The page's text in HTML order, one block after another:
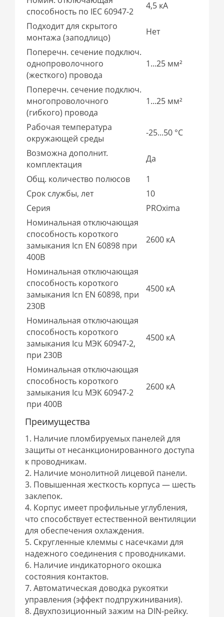
способность по IEC 60947-2
4,5 кА
Подходит для скрытого
монтажа (заподлицо)
Нет
Поперечн. сечение подключ.
однопроволочного
(жесткого) провода
1...25 мм²
Поперечн. сечение подключ.
многопроволочного
(гибкого) провода
1...25 мм²
Рабочая температура
окружающей среды
-25...50 °C
Возможна дополнит.
комплектация
Да
Общ. количество полюсов
1
Срок службы, лет
10
Серия
PROxima
Номинальная отключающая
способность короткого
замыкания Icn EN 60898 при
400В
2600 кА
Номинальная отключающая
способность короткого
замыкания Icn EN 60898, при
230В
4500 кА
Номинальная отключающая
способность короткого
замыкания Icu МЭК 60947-2,
при 230В
4500 кА
Номинальная отключающая
способность короткого
замыкания Icu МЭК 60947-2
при 400В
2600 кА
Преимущества
1. Наличие пломбируемых панелей для
защиты от несанкционированного доступа
к проводникам.
2. Наличие монолитной лицевой панели.
3. Повышенная жесткость корпуса — шесть
заклепок.
4. Корпус имеет профильные углубления,
что способствует естественной вентиляции
для обеспечения охлаждения.
5. Cкругленные клеммы с насечками для
надежного соединения с проводниками.
6. Наличие индикаторного окошка
состояния контактов.
7. Автоматическая доводка рукоятки
управления (эффект подпружинивания).
8. Двухпозиционный зажим на DIN-рейку.